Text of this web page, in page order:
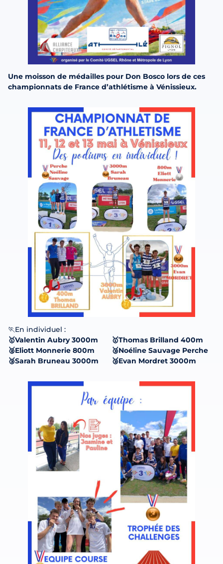
Une moisson de médailles pour Don Bosco lors de ces
championnats de France d’athlétisme à Vénissieux.
🏃En individuel :
🥇Valentin Aubry 3000m
🥇Thomas Brilland 400m
🥈Eliott Monnerie 800m
🥉Noéline Sauvage Perche
🥉Sarah Bruneau 3000m
🥉Evan Mordret 3000m